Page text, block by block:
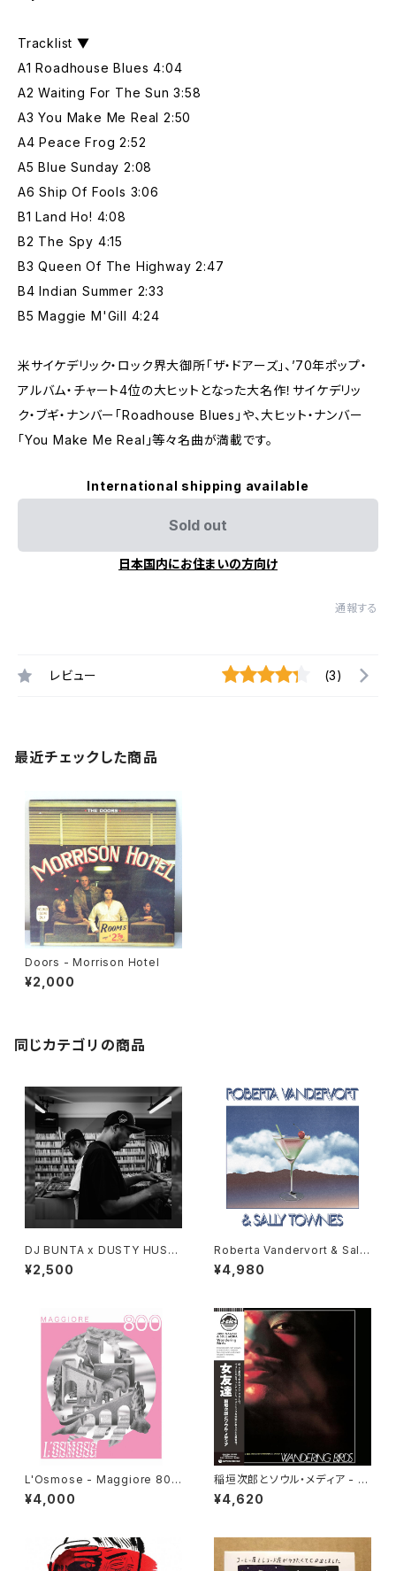
Tracklist ▼
A1 Roadhouse Blues 4:04
A2 Waiting For The Sun 3:58
A3 You Make Me Real 2:50
A4 Peace Frog 2:52
A5 Blue Sunday 2:08
A6 Ship Of Fools 3:06
B1 Land Ho! 4:08
B2 The Spy 4:15
B3 Queen Of The Highway 2:47
B4 Indian Summer 2:33
B5 Maggie M'Gill 4:24
米サイケデリック・ロック界大御所「ザ・ドアーズ」、’70年ポップ・
アルバム・チャート4位の大ヒットとなった大名作！サイケデリッ
ク・ブギ・ナンバー「Roadhouse Blues」や、大ヒット・ナンバー
「You Make Me Real」等々名曲が満載です。
International shipping available
Sold out
日本国内にお住まいの方向け
通報する
レビュー (3)
最近チェックした商品
Doors - Morrison Hotel
¥2,000
同じカテゴリの商品
DJ BUNTA x DUSTY HUSK
Y - 47 CAMPiN DIGGiN "C
D"
¥2,500
Roberta Vandervort & Sally
Townes "LP"
¥4,980
L'Osmose - Maggiore 800
"LP"
¥4,000
稲垣次郎とソウル・メディア - W
andering Birds 女友達 "LP"
¥4,620